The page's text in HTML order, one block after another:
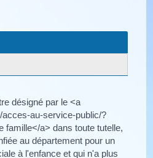
désigné par le <a
au-service-public/?
famille</a> dans toute tutelle,
au département pour un
à l'enfance et qui n'a plus